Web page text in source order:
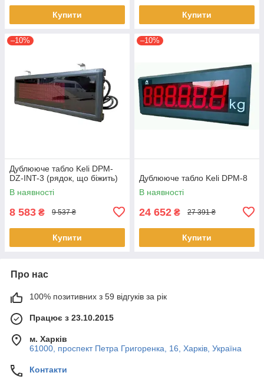
Купити Купити
–10%
Дублююче табло Keli DPM-
DZ-INT-3 (рядок, що біжить)
В наявності
8 583 ₴ 9 537 ₴
Купити
–10%
Дублююче табло Keli DPM-8
В наявності
24 652 ₴ 27 391 ₴
Купити
Про нас
100% позитивних з 59 відгуків за рік
Працює з 23.10.2015
м. Харків
61000, проспект Петра Григоренка, 16, Харків, Україна
Контакти